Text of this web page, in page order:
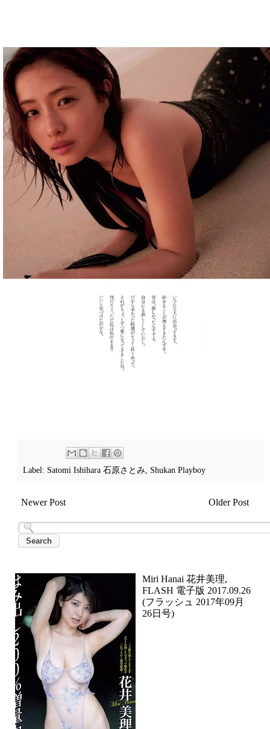
Label: Satomi Ishihara 石原さとみ, Shukan Playboy
Newer Post Older Post
Miri Hanai 花井美理,
FLASH 電子版 2017.09.26
(フラッシュ 2017年09月
26日号)